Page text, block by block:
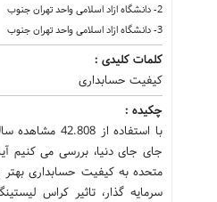
2- دانشگاه ازاد اسلامی واحد تهران جنوب
3- دانشگاه ازاد اسلامی واحد تهران جنوب
کلمات کلیدی :
کیفیت حسابداری
چکیده :
جای جای دنیا، بررسی می کنیم
متحده به کیفیت حسابداری
سرمایه گذار، تاثیر کراس